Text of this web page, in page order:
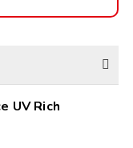
UV Rich